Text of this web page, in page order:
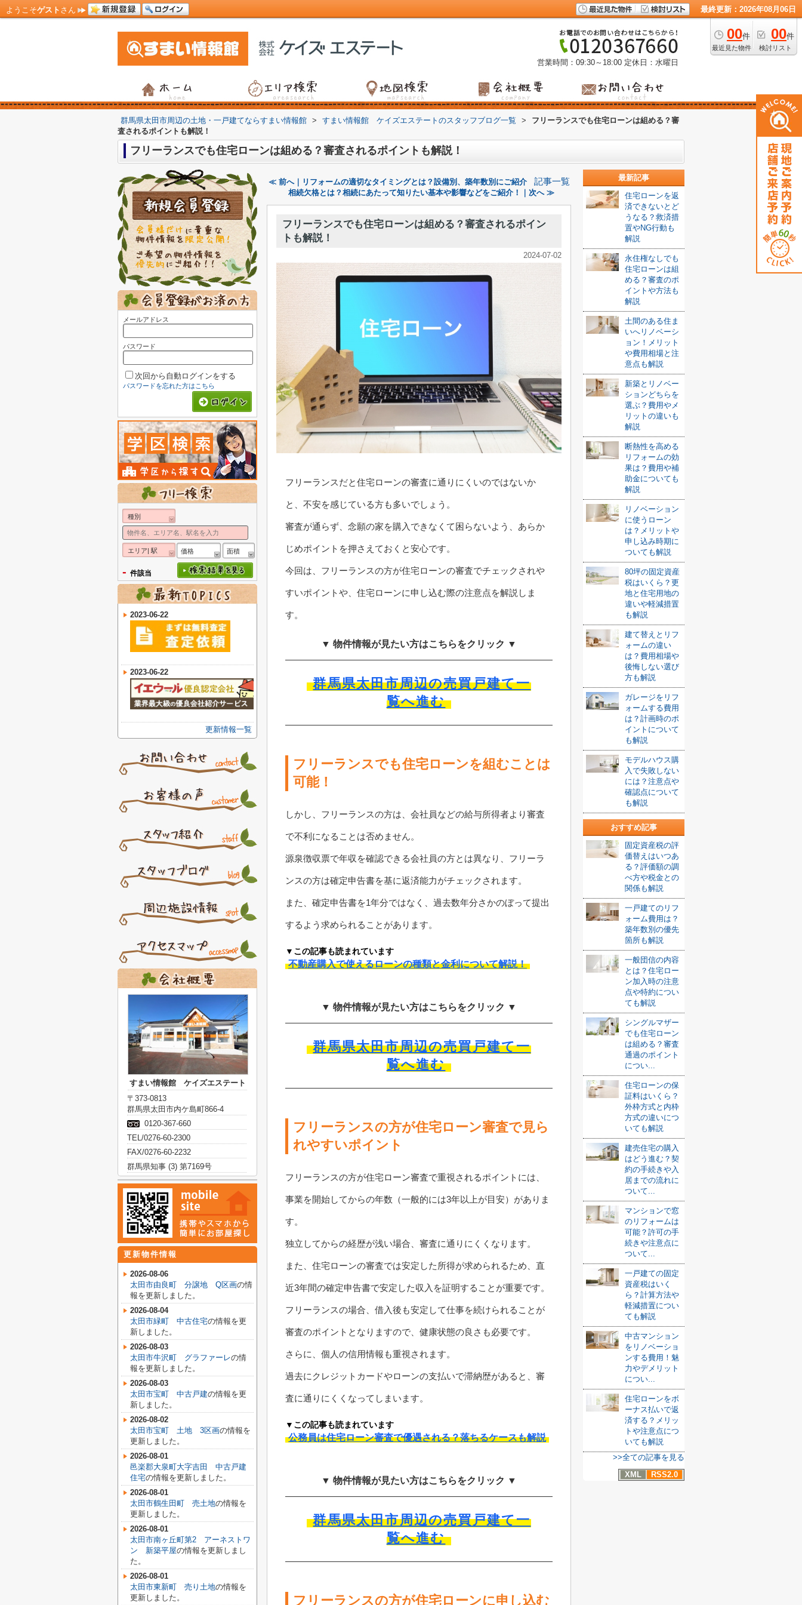
ようこそゲスト さん 最終更新：2026年08月06日
00件
最近見た物件
00件
検討リスト
営業時間：09:30～18:00 定休日：水曜日
群馬県太田市周辺の土地・一戸建てならすまい情報館 > すまい情報館 ケイズエステートのスタッフブログ一覧 >
フリーランスでも住宅ローンは組める？審
査されるポイントも解説！
フリーランスでも住宅ローンは組める？審査されるポイントも解説！
≪ 前へ｜リフォームの適切なタイミングとは？設備別、築年数別にご紹介 記事一覧
相続欠格とは？相続にあたって知りたい基本や影響などをご紹介！｜次へ ≫
フリーランスでも住宅ローンは組める？審査されるポイン
トも解説！
2024-07-02
フリーランスだと住宅ローンの審査に通りにくいのではないか
と、不安を感じている方も多いでしょう。
審査が通らず、念願の家を購入できなくて困らないよう、あらか
じめポイントを押さえておくと安心です。
今回は、フリーランスの方が住宅ローンの審査でチェックされや
すいポイントや、住宅ローンに申し込む際の注意点を解説しま
す。
▼ 物件情報が見たい方はこちらをクリック ▼
群馬県太田市周辺の売買戸建て一
覧へ進む
フリーランスでも住宅ローンを組むことは
可能！
しかし、フリーランスの方は、会社員などの給与所得者より審査
で不利になることは否めません。
源泉徴収票で年収を確認できる会社員の方とは異なり、フリーラ
ンスの方は確定申告書を基に返済能力がチェックされます。
また、確定申告書を1年分ではなく、過去数年分さかのぼって提出
するよう求められることがあります。
▼この記事も読まれています
不動産購入で使えるローンの種類と金利について解説！
▼ 物件情報が見たい方はこちらをクリック ▼
群馬県太田市周辺の売買戸建て一
覧へ進む
フリーランスの方が住宅ローン審査で見ら
れやすいポイント
フリーランスの方が住宅ローン審査で重視されるポイントには、
事業を開始してからの年数（一般的には3年以上が目安）がありま
す。
独立してからの経歴が浅い場合、審査に通りにくくなります。
また、住宅ローンの審査では安定した所得が求められるため、直
近3年間の確定申告書で安定した収入を証明することが重要です。
フリーランスの場合、借入後も安定して仕事を続けられることが
審査のポイントとなりますので、健康状態の良さも必要です。
さらに、個人の信用情報も重視されます。
過去にクレジットカードやローンの支払いで滞納歴があると、審
査に通りにくくなってしまいます。
▼この記事も読まれています
公務員は住宅ローン審査で優遇される？落ちるケースも解説
▼ 物件情報が見たい方はこちらをクリック ▼
群馬県太田市周辺の売買戸建て一
覧へ進む
フリーランスの方が住宅ローンに申し込む
最新記事
住宅ローンを返
済できないとど
うなる？救済措
置やNG行動も
解説
永住権なしでも
住宅ローンは組
める？審査のポ
イントや方法も
解説
土間のある住ま
いへリノベーシ
ョン！メリット
や費用相場と注
意点も解説
新築とリノベー
ションどちらを
選ぶ？費用やメ
リットの違いも
解説
断熱性を高める
リフォームの効
果は？費用や補
助金についても
解説
リノベーション
に使うローン
は？メリットや
申し込み時期に
ついても解説
80坪の固定資産
税はいくら？更
地と住宅用地の
違いや軽減措置
も解説
建て替えとリフ
ォームの違い
は？費用相場や
後悔しない選び
方も解説
ガレージをリフ
ォームする費用
は？計画時のポ
イントについて
も解説
モデルハウス購
入で失敗しない
には？注意点や
確認点について
も解説
おすすめ記事
固定資産税の評
価替えはいつあ
る？評価額の調
べ方や税金との
関係も解説
一戸建てのリフ
ォーム費用は？
築年数別の優先
箇所も解説
一般団信の内容
とは？住宅ロー
ン加入時の注意
点や特約につい
ても解説
シングルマザー
でも住宅ローン
は組める？審査
通過のポイント
につい...
住宅ローンの保
証料はいくら？
外枠方式と内枠
方式の違いにつ
いても解説
建売住宅の購入
はどう進む？契
約の手続きや入
居までの流れに
ついて...
マンションで窓
のリフォームは
可能？許可の手
続きや注意点に
ついて...
一戸建ての固定
資産税はいく
ら？計算方法や
軽減措置につい
ても解説
中古マンション
をリノベーショ
ンする費用！魅
力やデメリット
につい...
住宅ローンをボ
ーナス払いで返
済する？メリッ
トや注意点につ
いても解説
>>全ての記事を見る
XML
RSS2.0
メールアドレス
パスワード
次回から自動ログインをする
パスワードを忘れた方はこちら
種別
エリア| 駅 価格 面積
- 件該当
2023-06-22
2023-06-22
更新情報一覧
すまい情報館 ケイズエステート
〒373-0813
群馬県太田市内ケ島町866-4
0120-367-660
TEL/0276-60-2300
FAX/0276-60-2232
群馬県知事 (3) 第7169号
更新物件情報
2026-08-06
太田市由良町 分譲地 Q区画の情
報を更新しました。
2026-08-04
太田市緑町 中古住宅の情報を更
新しました。
2026-08-03
太田市牛沢町 グラファーレの情
報を更新しました。
2026-08-03
太田市宝町 中古戸建の情報を更
新しました。
2026-08-02
太田市宝町 土地 3区画の情報を
更新しました。
2026-08-01
邑楽郡大泉町大字吉田 中古戸建
住宅の情報を更新しました。
2026-08-01
太田市鶴生田町 売土地の情報を
更新しました。
2026-08-01
太田市南ヶ丘町第2 アーネストワ
ン 新築平屋の情報を更新しまし
た。
2026-08-01
太田市東新町 売り土地の情報を
更新しました。